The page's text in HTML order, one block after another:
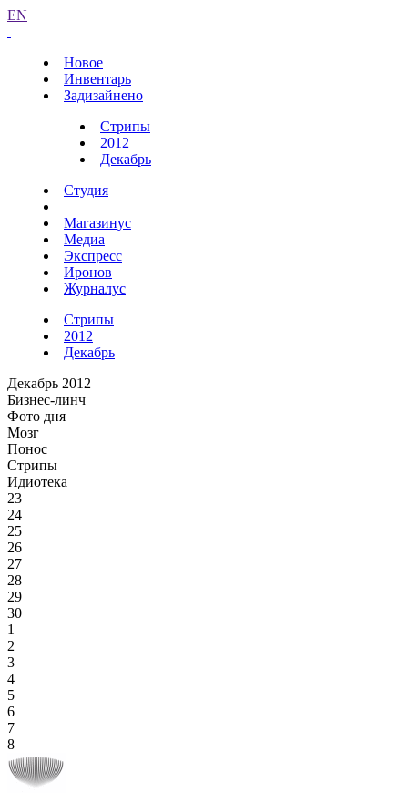
EN
Новое
Инвентарь
Задизайнено
Стрипы
2012
Декабрь
Студия
Магазинус
Медиа
Экспресс
Иронов
Журналус
Стрипы
2012
Декабрь
Декабрь 2012
Бизнес-линч
Фото дня
Мозг
Понос
Стрипы
Идиотека
23
24
25
26
27
28
29
30
1
2
3
4
5
6
7
8